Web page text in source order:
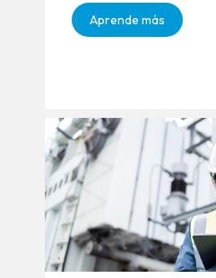
Aprende más